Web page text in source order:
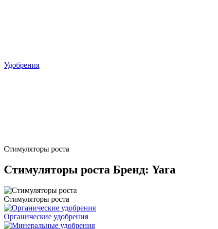
Удобрения
Стимуляторы роста
Стимуляторы роста Бренд: Yara
Стимуляторы роста
Органические удобрения